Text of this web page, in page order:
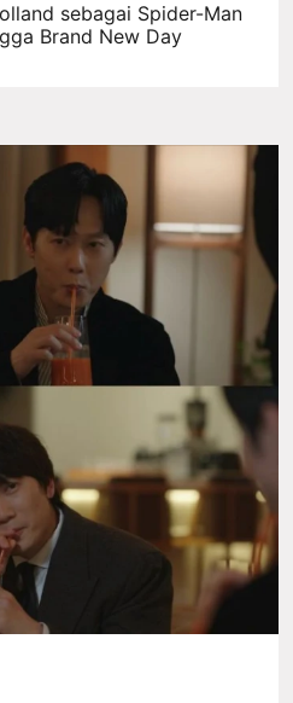
sebagai Spider-Man
Brand New Day